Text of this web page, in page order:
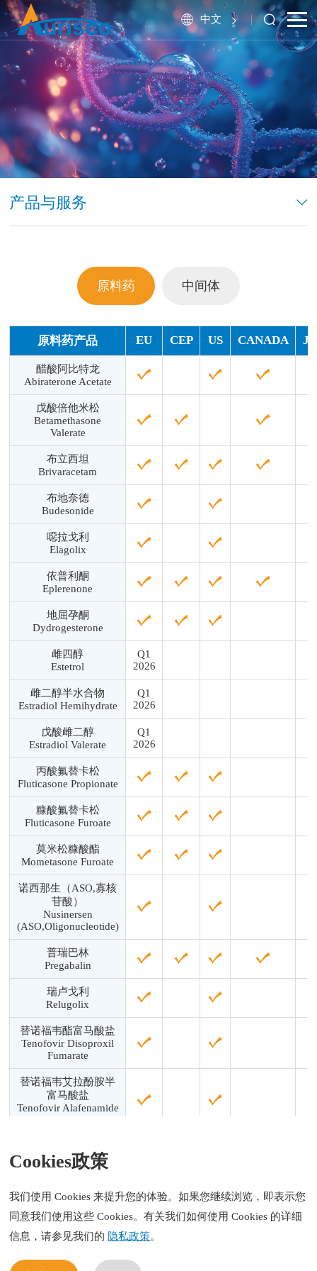
中文
Cookies政策
我们使用 Cookies 来提升您的体验。如果您继续浏览，即表示您
同意我们使用这些 Cookies。有关我们如何使用 Cookies 的详细
信息，请参见我们的 隐私政策。
产品与服务
原料药 中间体
原料药产品 EU CEP US CANADA
醋酸阿比特龙
Abiraterone Acetate
戊酸倍他米松
Betamethasone
Valerate
布立西坦
Brivaracetam
布地奈德
Budesonide
噁拉戈利
Elagolix
依普利酮
Eplerenone
地屈孕酮
Dydrogesterone
雌四醇
Estetrol
Q1
2026
雌二醇半水合物
Estradiol Hemihydrate
Q1
2026
戊酸雌二醇
Estradiol Valerate
Q1
2026
丙酸氟替卡松
Fluticasone Propionate
糠酸氟替卡松
Fluticasone Furoate
莫米松糠酸酯
Mometasone Furoate
诺西那生（ASO,寡核
苷酸）
Nusinersen
(ASO,Oligonucleotide)
普瑞巴林
Pregabalin
瑞卢戈利
Relugolix
替诺福韦酯富马酸盐
Tenofovir Disoproxil
Fumarate
替诺福韦艾拉酚胺半
富马酸盐
Tenofovir Alafenamide
※免责条款:
途，且不得销售到任何有专利保护的国家和地区，若由此引起的
专利侵权的风险和责任，将由买方承担。